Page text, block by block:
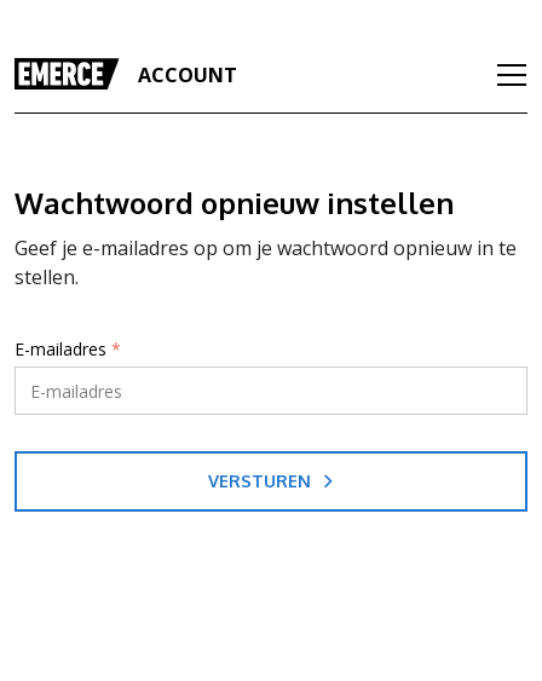
ACCOUNT
Wachtwoord opnieuw instellen
Geef je e-mailadres op om je wachtwoord opnieuw in te
stellen.
E-mailadres *
VERSTUREN